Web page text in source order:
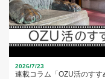
2026/7/23
連載コラム「OZU活のすす